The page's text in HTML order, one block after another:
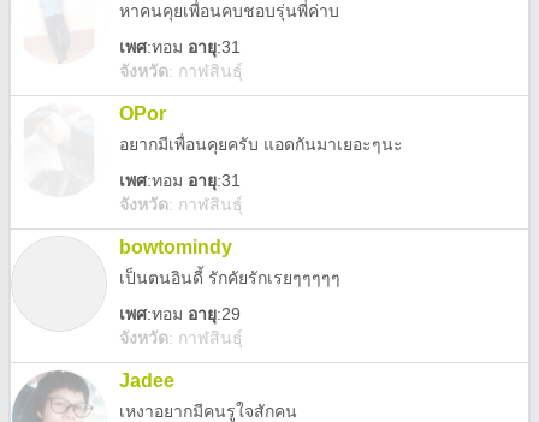
หาคนคุยเพื่อนคบชอบรุ่นพี่ค่าบ
เพศ:ทอม อายุ:31
จังหวัด: กาฬสินธุ์
OPor
อยากมีเพื่อนคุยครับ แอดกันมาเยอะๆนะ
เพศ:ทอม อายุ:31
จังหวัด: กาฬสินธุ์
bowtomindy
เป็นตนอินดี้ รักคัยรักเรยๆๆๆๆๆ
เพศ:ทอม อายุ:29
จังหวัด: กาฬสินธุ์
Jadee
เหงาอยากมีคนรูใจสักคน